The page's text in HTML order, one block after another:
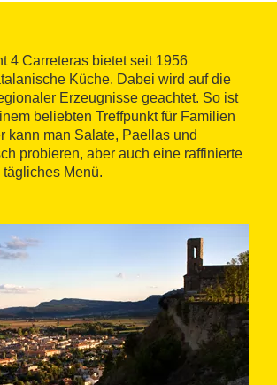
4 Carreteras bietet seit 1956
Küche. Dabei wird auf die
Erzeugnisse geachtet. So ist
beliebten Treffpunkt für Familien
kann man Salate, Paellas und
probieren, aber auch eine raffinierte
Menü.